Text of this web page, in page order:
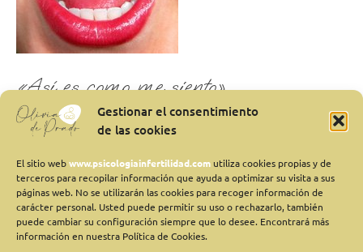
Gestionar el consentimiento
de las cookies
El sitio webwww.psicologiainfertilidad.com utiliza cookies propias y de
terceros para recopilar información que ayuda a optimizar su visita a sus
páginas web. No se utilizarán las cookies para recoger información de
carácter personal. Usted puede permitir su uso o rechazarlo, también
puede cambiar su configuración siempre que lo desee. Encontrará más
información en nuestra Política de Cookies.
«Así es como me siento»
1 comentario Aceptación,Actitud positiva,Emociones
Equilibrio emocional,Sin categoría
“¿Qué tal si cuando no quieres, dices que no; cuando te hace
daño, lo dejas; cuando necesitas pedir, lo pides; cuando quieres
dar, se lo das; y cuando quieres llorar o gritar, lo dejas salir? ¡Y
cuando estás contento, te ríes! ¿Qué tal si te quedas aquí y ahora,
lo único real, en donde hay […]